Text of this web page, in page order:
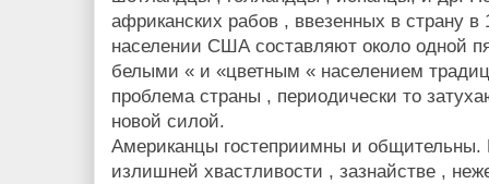
африканских рабов , ввезенных в страну
населении США составляют около одной
белыми « и «цветным « населением
проблема страны , периодически то
новой силой.
Американцы гостеприимны и общительны.
излишней хвастливости , зазнайстве ,